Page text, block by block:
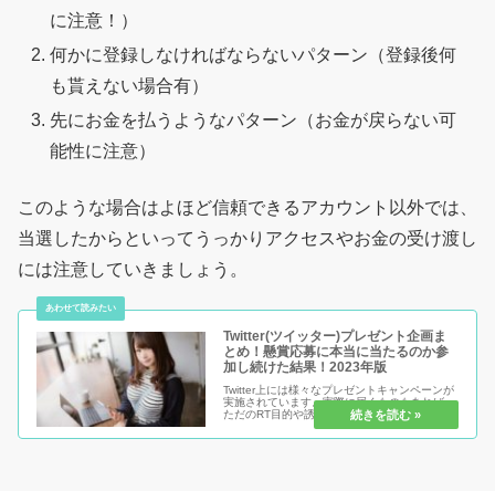
に注意！）
何かに登録しなければならないパターン（登録後何
も貰えない場合有）
先にお金を払うようなパターン（お金が戻らない可
能性に注意）
このような場合はよほど信頼できるアカウント以外では、
当選したからといってうっかりアクセスやお金の受け渡し
には注意していきましょう。
Twitter(ツイッター)プレゼント企画ま
とめ！懸賞応募に本当に当たるのか参
加し続けた結果！2023年版
Twitter上には様々なプレゼントキャンペーンが
実施されています。実際に届くものもあれば、
ただのRT目的や誘導だけのものもあります。こ
うした中きちんと当選した優良なキャンペーン
の見分け方や、実際に当選したものを紹介して